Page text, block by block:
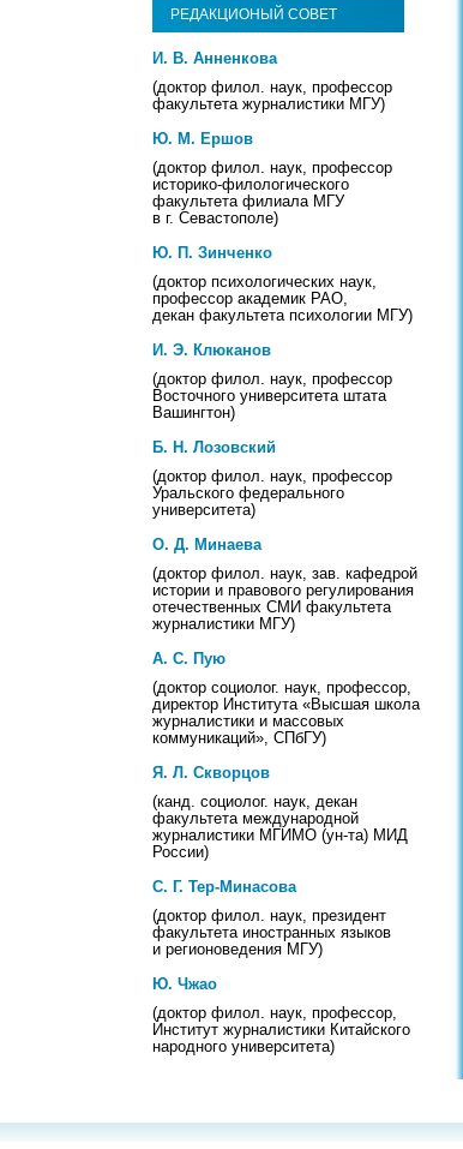
РЕДАКЦИОНЫЙ СОВЕТ
И. В. Анненкова
(доктор филол. наук, профессор
факультета журналистики МГУ)
Ю. М. Ершов
(доктор филол. наук, профессор
историко-филологического
факультета филиала МГУ
в г. Севастополе)
Ю. П. Зинченко
(доктор психологических наук,
профессор академик РАО,
декан факультета психологии МГУ)
И. Э. Клюканов
(доктор филол. наук, профессор
Восточного университета штата
Вашингтон)
Б. Н. Лозовский
(доктор филол. наук, профессор
Уральского федерального
университета)
О. Д. Минаева
(доктор филол. наук, зав. кафедрой
истории и правового регулирования
отечественных СМИ факультета
журналистики МГУ)
А. С. Пую
(доктор социолог. наук, профессор,
директор Института «Высшая школа
журналистики и массовых
коммуникаций», СПбГУ)
Я. Л. Скворцов
(канд. социолог. наук, декан
факультета международной
журналистики МГИМО (ун-та) МИД
России)
С. Г. Тер-Минасова
(доктор филол. наук, президент
факультета иностранных языков
и регионоведения МГУ)
Ю. Чжао
(доктор филол. наук, профессор,
Институт журналистики Китайского
народного университета)